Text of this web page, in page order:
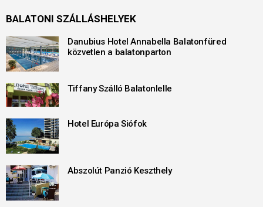
BALATONI SZÁLLÁSHELYEK
Danubius Hotel Annabella Balatonfüred
közvetlen a balatonparton
Tiffany Szálló Balatonlelle
Hotel Európa Siófok
Abszolút Panzió Keszthely